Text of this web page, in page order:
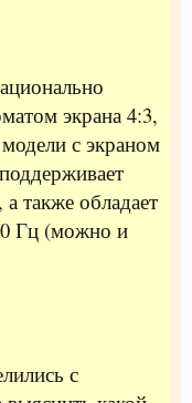
экрана 4:3,
с экраном
также обладает
Гц (можно и
с